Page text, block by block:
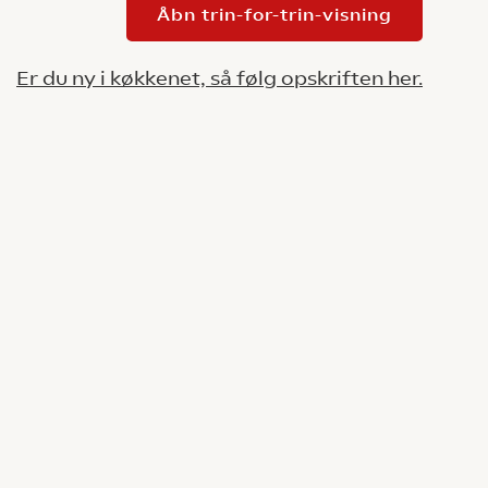
Åbn trin-for-trin-visning
Er du ny i køkkenet, så følg opskriften her.